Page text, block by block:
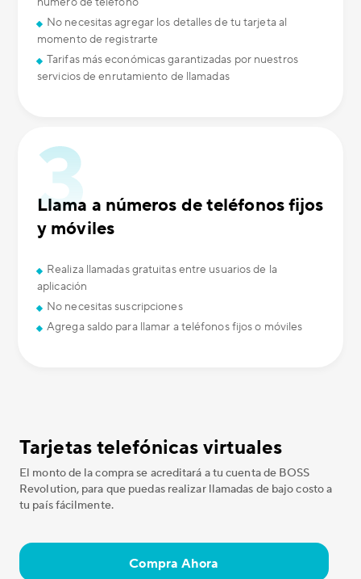
No necesitas agregar los detalles de tu tarjeta al
momento de registrarte
Tarifas más económicas garantizadas por nuestros
servicios de enrutamiento de llamadas
Llama a números de teléfonos fijos
y móviles
Realiza llamadas gratuitas entre usuarios de la
aplicación
No necesitas suscripciones
Agrega saldo para llamar a teléfonos fijos o móviles
Tarjetas telefónicas virtuales
El monto de la compra se acreditará a tu cuenta de BOSS
Revolution, para que puedas realizar llamadas de bajo costo a
tu país fácilmente.
Compra Ahora